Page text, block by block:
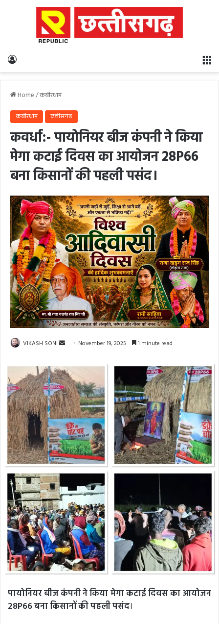
Home/कबीरधाम
कबीरधाम छत्तीसगढ़
कवर्धा:- पायोनियर बीज कंपनी ने किया
मेगा कटाई दिवस का आयोजन 28P66
बना किसानों की पहली पसंद।
VIKASH SONI
Send
email
November 19, 2025 1 minute read
पायोनियर बीज कंपनी ने किया मेगा कटाई दिवस का आयोजन
28P66 बना किसानों की पहली पसंद।